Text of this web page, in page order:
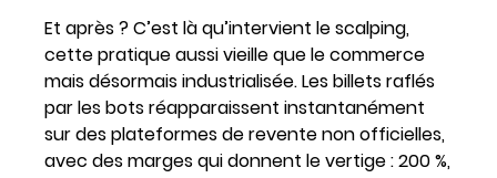
Et après ? C’est là qu’intervient le scalping,
cette pratique aussi vieille que le commerce
mais désormais industrialisée. Les billets raflés
par les bots réapparaissent instantanément
sur des plateformes de revente non officielles,
avec des marges qui donnent le vertige : 200 %,